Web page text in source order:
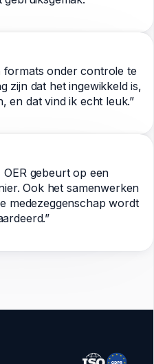
formats onder controle te
zijn dat het ingewikkeld is,
en dat vind ik echt leuk.”
gebeurt op een
Ook het samenwerken
medezeggenschap wordt